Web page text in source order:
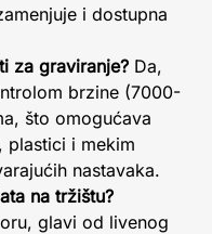
i dostupna
za graviranje? Da,
brzine (7000-
što omogućava
plastici i mekim
nastavaka.
na tržištu?
glavi od livenog